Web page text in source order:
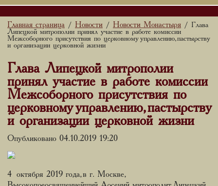
Главная страница / Новости / Новости Монастыря / Глава
Липецкой митрополии принял участие в работе комиссии
Межсоборного присутствия по церковному управлению, пастырству
и организации церковной жизни
Глава Липецкой митрополии
принял участие в работе комиссии
Межсоборного присутствия по
церковному управлению, пастырству
и организации церковной жизни
Опубликовано 04.10.2019 19:20
4 октября 2019 года, в г. Москве,